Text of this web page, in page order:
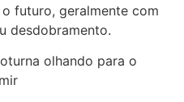
futuro, geralmente com
desdobramento.